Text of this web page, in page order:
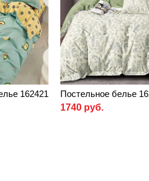
162421
Постельное белье
1740 руб.